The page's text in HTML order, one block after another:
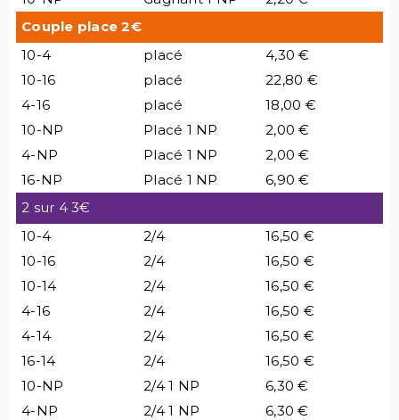
Couple place 2€
10-4
placé
4,30 €
10-16
placé
22,80 €
4-16
placé
18,00 €
10-NP
Placé 1 NP
2,00 €
4-NP
Placé 1 NP
2,00 €
16-NP
Placé 1 NP
6,90 €
2 sur 4 3€
10-4
2/4
16,50 €
10-16
2/4
16,50 €
10-14
2/4
16,50 €
4-16
2/4
16,50 €
4-14
2/4
16,50 €
16-14
2/4
16,50 €
10-NP
2/4 1 NP
6,30 €
4-NP
2/4 1 NP
6,30 €